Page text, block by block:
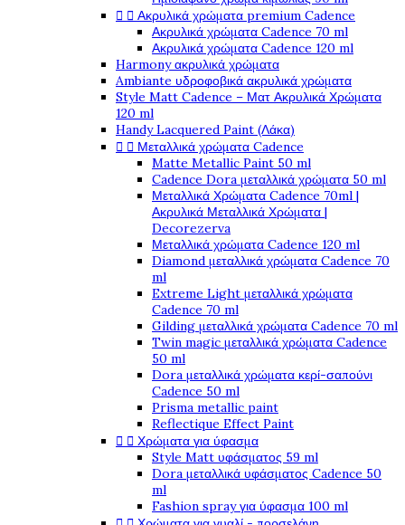
  Ακρυλικά χρώματα premium Cadence
Ακρυλικά χρώματα Cadence 70 ml
Ακρυλικά χρώματα Cadence 120 ml
Harmony ακρυλικά χρώματα
Ambiante υδροφοβικά ακρυλικά χρώματα
Style Matt Cadence – Ματ Ακρυλικά Χρώματα
120 ml
Handy Lacquered Paint (Λάκα)
  Μεταλλικά χρώματα Cadence
Matte Metallic Paint 50 ml
Cadence Dora μεταλλικά χρώματα 50 ml
Μεταλλικά Χρώματα Cadence 70ml |
Ακρυλικά Μεταλλικά Χρώματα |
Decorezerva
Μεταλλικά χρώματα Cadence 120 ml
Diamond μεταλλικά χρώματα Cadence 70
ml
Extreme Light μεταλλικά χρώματα
Cadence 70 ml
Gilding μεταλλικά χρώματα Cadence 70 ml
Twin magic μεταλλικά χρώματα Cadence
50 ml
Dora μεταλλικά χρώματα κερί-σαπούνι
Cadence 50 ml
Prisma metallic paint
Reflectique Effect Paint
  Χρώματα για ύφασμα
Style Matt υφάσματος 59 ml
Dora μεταλλικά υφάσματος Cadence 50
ml
Fashion spray για ύφασμα 100 ml